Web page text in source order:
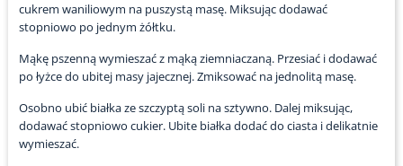
cukrem waniliowym na puszystą masę. Miksując dodawać
stopniowo po jednym żółtku.
Mąkę pszenną wymieszać z mąką ziemniaczaną. Przesiać i dodawać
po łyżce do ubitej masy jajecznej. Zmiksować na jednolitą masę.
Osobno ubić białka ze szczyptą soli na sztywno. Dalej miksując,
dodawać stopniowo cukier. Ubite białka dodać do ciasta i delikatnie
wymieszać.